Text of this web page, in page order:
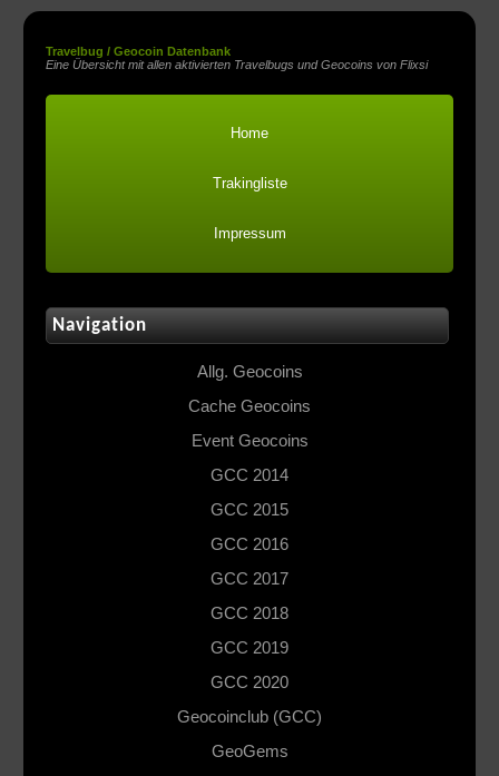
Travelbug / Geocoin Datenbank
Eine Übersicht mit allen aktivierten Travelbugs und Geocoins von Flixsi
Home
Trakingliste
Impressum
Navigation
Allg. Geocoins
Cache Geocoins
Event Geocoins
GCC 2014
GCC 2015
GCC 2016
GCC 2017
GCC 2018
GCC 2019
GCC 2020
Geocoinclub (GCC)
GeoGems